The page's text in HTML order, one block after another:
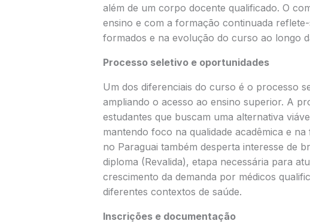
além de um corpo docente qualificado. O
ensino e com a formação continuada
formados e na evolução do curso ao longo
Processo seletivo e oportunidades
Um dos diferenciais do curso é o processo
ampliando o acesso ao ensino superior. A
estudantes que buscam uma alternativa
mantendo foco na qualidade acadêmica e
no Paraguai também desperta interesse de
diploma (Revalida), etapa necessária para
crescimento da demanda por médicos
diferentes contextos de saúde.
Inscrições e documentação